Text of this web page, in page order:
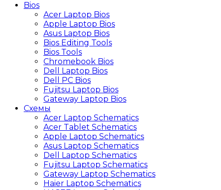
Bios
Acer Laptop Bios
Apple Laptop Bios
Asus Laptop Bios
Bios Editing Tools
Bios Tools
Chromebook Bios
Dell Laptop Bios
Dell PC Bios
Fujitsu Laptop Bios
Gateway Laptop Bios
Схемы
Acer Laptop Schematics
Acer Tablet Schematics
Apple Laptop Schematics
Asus Laptop Schematics
Dell Laptop Schematics
Fujitsu Laptop Schematics
Gateway Laptop Schematics
Haier Laptop Schematics